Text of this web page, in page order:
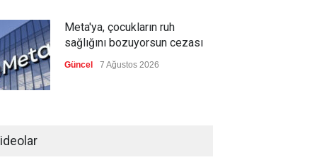
Meta'ya, çocukların ruh
sağlığını bozuyorsun cezası
Güncel 7 Ağustos 2026